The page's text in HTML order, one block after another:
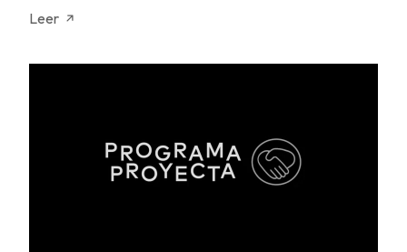
Leer